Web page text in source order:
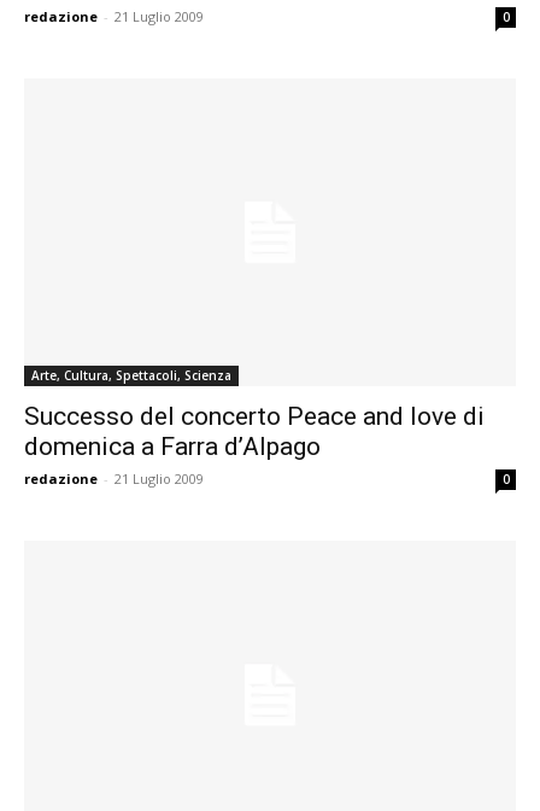
redazione - 21 Luglio 2009 0
Arte, Cultura, Spettacoli, Scienza
Successo del concerto Peace and love di
domenica a Farra d’Alpago
redazione - 21 Luglio 2009 0